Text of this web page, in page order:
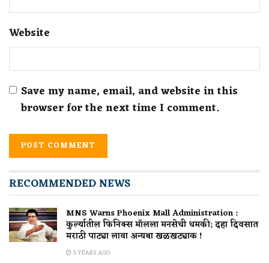
Website
Save my name, email, and website in this
browser for the next time I comment.
RECOMMENDED NEWS
MNS Warns Phoenix Mall Administration :
कुर्ल्यातील फिनिक्स मॉलला मनसेची धमकी; दहा दिवसात
मराठी पाट्या लावा अन्यथा खळखट्याक !
3 YEARS AGO